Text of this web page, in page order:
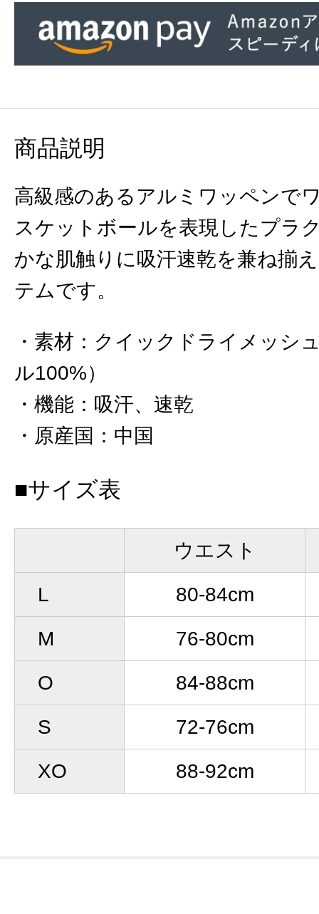
商品説明
高級感のあるアルミワッペンで
スケットボールを表現したプラ
かな肌触りに吸汗速乾を兼ね揃
テムです。
素材 ： クイックドライメッシ
ル100%）
機能 ： 吸汗、速乾
原産国 ： 中国
■サイズ表
ウエスト
L
80-84cm
M
76-80cm
O
84-88cm
S
72-76cm
XO
88-92cm